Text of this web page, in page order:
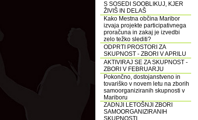
S SOSEDI SOOBLIKUJ, KJER
ŽIVIŠ IN DELAŠ
Kako Mestna občina Maribor
izvaja projekte participativnega
proračuna in zakaj je izvedbi
zelo težko slediti?
ODPRTI PROSTORI ZA
SKUPNOST - ZBORI V APRILU
AKTIVIRAJ SE ZA SKUPNOST -
ZBORI V FEBRUARJU
Pokončno, dostojanstveno in
tovariško v novem letu na zborih
samoorganiziranih skupnosti v
Mariboru
ZADNJI LETOŠNJI ZBORI
SAMOORGANIZIRANIH
SKUPNOSTI